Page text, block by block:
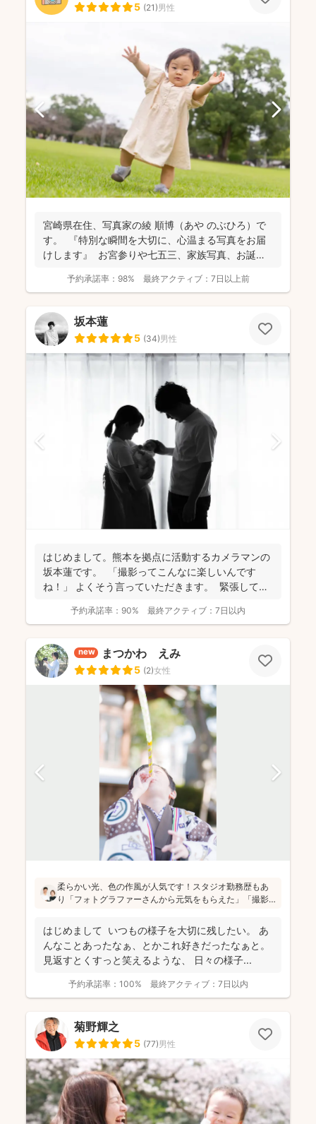
5 (21)男性
宮崎県在住、写真家の綾 順博（あや のぶひろ）で
す。 『特別な瞬間を大切に、心温まる写真をお届
けします』 お宮参りや七五三、家族写真、お誕生
予約承諾率： 98% 最終アクティブ： 7日以上前
坂本蓮
5 (34)男性
はじめまして。熊本を拠点に活動するカメラマンの
坂本蓮です。 「撮影ってこんなに楽しいんです
ね！」 よくそう言っていただきます。 緊張してい
予約承諾率： 90% 最終アクティブ： 7日以内
new まつかわ えみ
5 (2)女性
柔らかい光、色の作風が人気です！スタジオ勤務歴もあ
り「フォトグラファーさんから元気をもらえた」「撮影
写真ではなく、お子さん・親御さんの目線で、自然な様
子を撮影してお届けします(^^)
はじめまして いつもの様子を大切に残したい。 あ
んなことあったなぁ、とかこれ好きだったなぁと。
見返すとくすっと笑えるような、 日々の様子...
予約承諾率： 100% 最終アクティブ： 7日以内
菊野輝之
5 (77)男性